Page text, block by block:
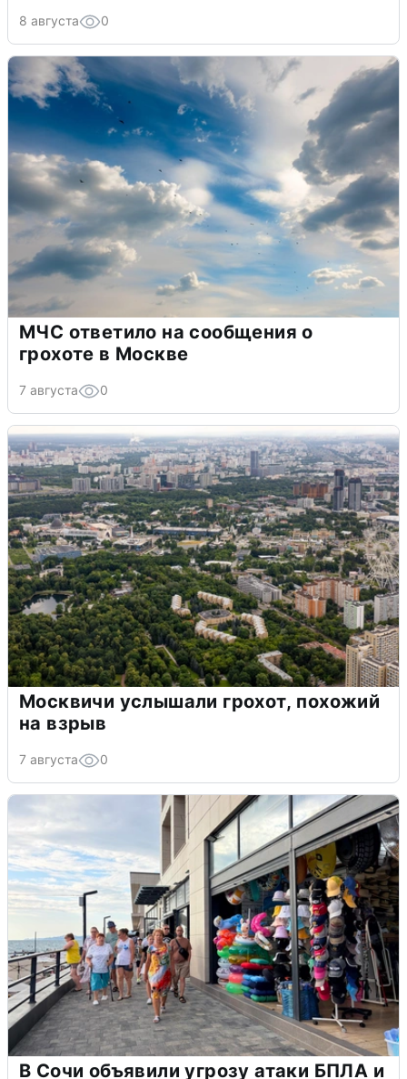
8 августа 0
МЧС ответило на сообщения о
грохоте в Москве
7 августа 0
Москвичи услышали грохот, похожий
на взрыв
7 августа 0
В Сочи объявили угрозу атаки БПЛА и